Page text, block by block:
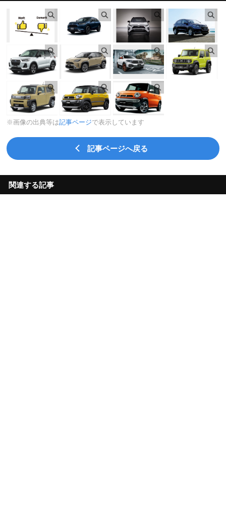
※画像の出典等は記事ページで表示しています
記事ページへ戻る
関連する記事